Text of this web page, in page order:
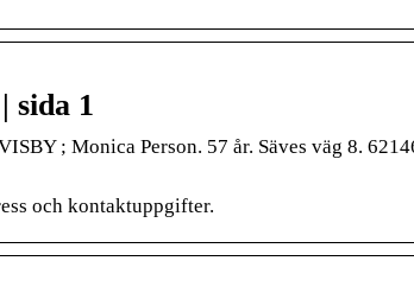
sida 1
; Monica Person. 57 år. Säves väg 8.
och kontaktuppgifter.